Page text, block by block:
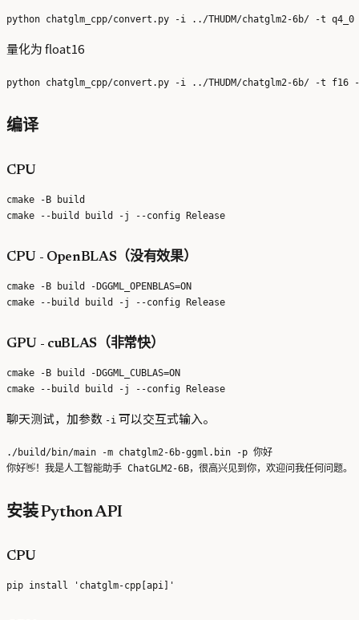
量化为 float16
编译
CPU
cmake -B build
CPU - OpenBLAS（没有效果）
cmake -B build -DGGML_OPENBLAS=ON
GPU - cuBLAS（非常快）
cmake -B build -DGGML_CUBLAS=ON
聊天测试，加参数 -i 可以交互式输入。
./build/bin/main -m chatglm2-6b-ggml.bin -p 你好
安装 Python API
CPU